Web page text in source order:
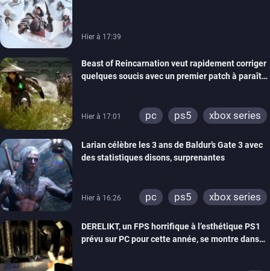
Hier à 17:39
Beast of Reincarnation veut rapidement corriger
quelques soucis avec un premier patch à paraître
Hier à 17:01 pc ps5 xbox series
Larian célèbre les 3 ans de Baldur’s Gate 3 avec
des statistiques disons, surprenantes
Hier à 16:26 pc ps5 xbox series
DERELIKT, un FPS horrifique à l’esthétique PS1
prévu sur PC pour cette année, se montre dans